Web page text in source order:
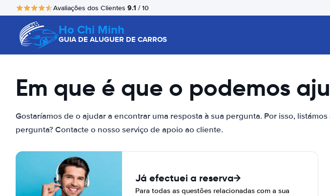
Avaliações dos Clientes 9.1 / 10
Ho Chi Minh
GUIA DE ALUGUER DE CARROS
Em que é que o podemos
Gostaríamos de o ajudar a encontrar uma resposta à sua pergunta. Por isso,
pergunta? Contacte o nosso serviço de apoio ao cliente.
Já efectuei a reserva
Para todas as questões relacionadas com a sua